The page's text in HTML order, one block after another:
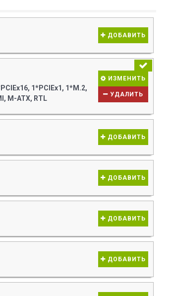
ДОБАВИТЬ
1*PCIEx1, 1*M.2,
M-ATX, RTL
ИЗМЕНИТЬ
УДАЛИТЬ
ДОБАВИТЬ
ДОБАВИТЬ
ДОБАВИТЬ
ДОБАВИТЬ